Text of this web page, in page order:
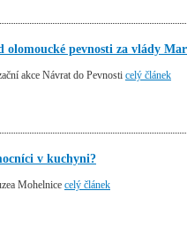
olomoucké pevnosti za vlády
akce Návrat do Pevnosti celý článek
v kuchyni?
Mohelnice celý článek